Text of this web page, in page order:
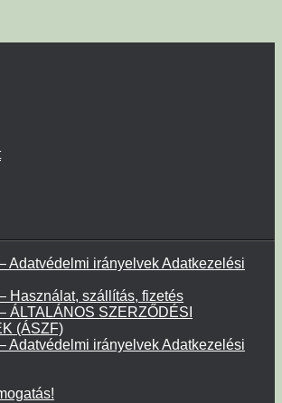
Adatvédelmi irányelvek Adatkezelési
Használat, szállítás, fizetés
ÁLTALÁNOS SZERZŐDÉSI
(ÁSZF)
Adatvédelmi irányelvek Adatkezelési